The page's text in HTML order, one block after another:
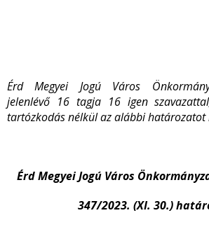
Érd Megyei Jogú Város
jelenlévő 16 tagja 16 igen
tartózkodás nélkül az alábbi határozatot
Érd Megyei Jogú Város
347/2023. (XI. 30.)